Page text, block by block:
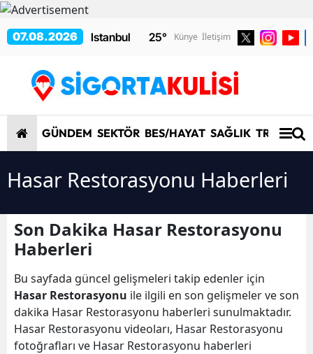
07.08.2026 25° Künye İletişim
GÜNDEM SEKTÖR BES/HAYAT SAĞLIK TRAFİK/
Hasar Restorasyonu Haberleri
Son Dakika Hasar Restorasyonu
Haberleri
Bu sayfada güncel gelişmeleri takip edenler için
Hasar Restorasyonu ile ilgili en son gelişmeler ve son
dakika Hasar Restorasyonu haberleri sunulmaktadır.
Hasar Restorasyonu videoları, Hasar Restorasyonu
fotoğrafları ve Hasar Restorasyonu haberleri